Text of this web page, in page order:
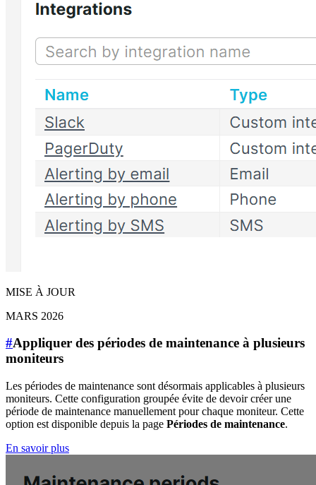
MISE À JOUR
MARS 2026
#Appliquer des périodes de maintenance à plusieurs
moniteurs
Les périodes de maintenance sont désormais applicables à plusieurs
moniteurs. Cette configuration groupée évite de devoir créer une
période de maintenance manuellement pour chaque moniteur. Cette
option est disponible depuis la page Périodes de maintenance.
En savoir plus